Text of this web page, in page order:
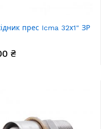
прес Icma 32х1" ЗР
₴